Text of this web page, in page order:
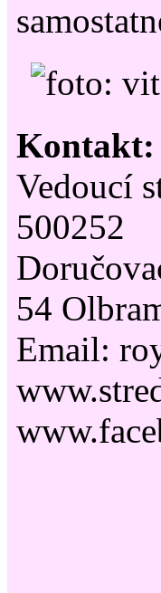
Kontakt:
Vedoucí
500252
54
Email: